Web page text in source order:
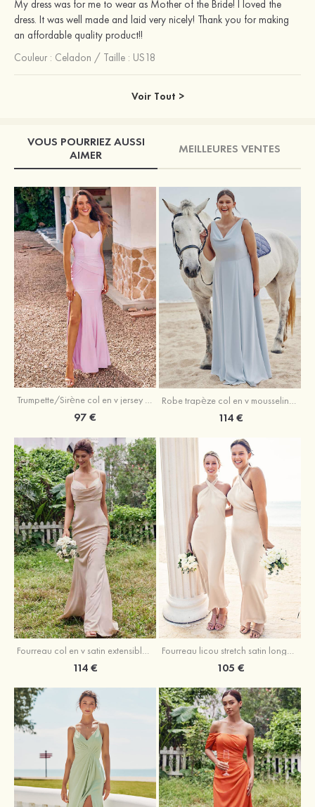
My dress was for me to wear as Mother of the Bride! I loved the
dress. It was well made and laid very nicely! Thank you for making
an affordable quality product!!
Couleur : Celadon / Taille : US18
Voir Tout >
VOUS POURRIEZ AUSSI
AIMER
MEILLEURES VENTES
Trumpette/Sirène col en v jersey ras du sol robe de demoiselle d'honneur
97 € 114 €
Fourreau col en v satin extensible ras du sol robe de demoiselle d'honneur
114 €
Fourreau licou stretch satin longueur cheville robe de demoiselle d'honneur
105 €